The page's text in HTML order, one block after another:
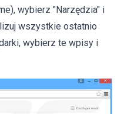
wybierz "Narzędzia" i
wszystkie ostatnio
wybierz te wpisy i